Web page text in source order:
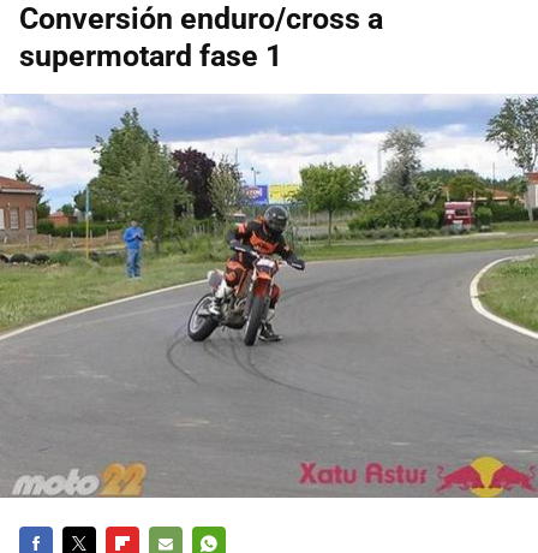
Conversión enduro/cross a
supermotard fase 1